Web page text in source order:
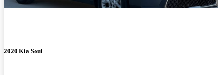
2020 Kia Soul